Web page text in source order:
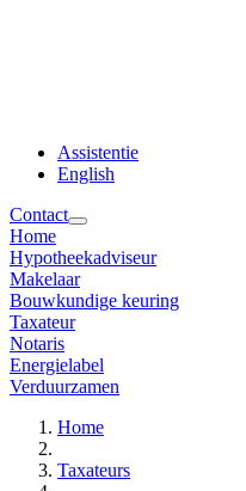
Assistentie
English
Contact
Home
Hypotheekadviseur
Makelaar
Bouwkundige keuring
Taxateur
Notaris
Energielabel
Verduurzamen
Home
Taxateurs